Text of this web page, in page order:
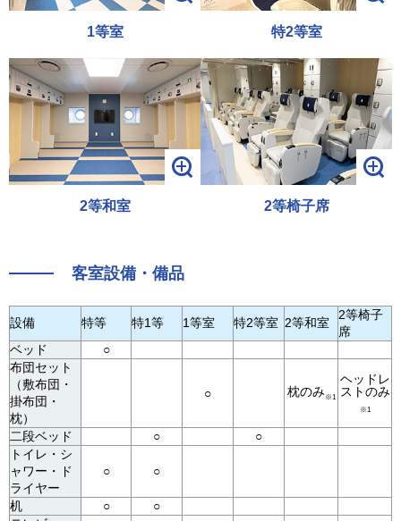
1等室 特2等室
2等和室 2等椅子席
客室設備・備品
設備 特等 特1等 1等室 特2等室 2等和室
2等椅子
席
ベッド
○
布団セット
（敷布団・
掛布団・
枕）
○ 枕のみ※1
ヘッドレ
ストのみ
※1
二段ベッド ○
○
トイレ・シ
ャワー・ド
ライヤー
○ ○
机 ○
○